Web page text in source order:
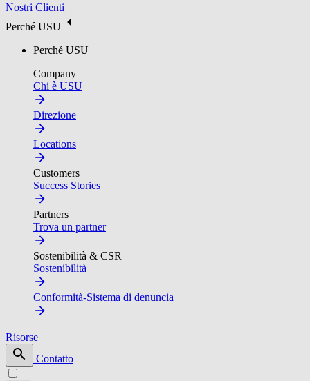
Nostri Clienti
Perché USU
Perché USU
Company
Chi è USU
Direzione
Locations
Customers
Success Stories
Partners
Trova un partner
Sostenibilità & CSR
Sostenibilità
Conformità-Sistema di denuncia
Risorse
Contatto